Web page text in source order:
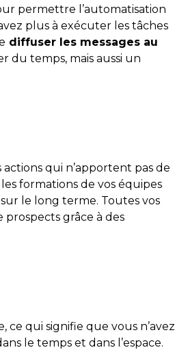
permettre l’automatisation
plus à exécuter les tâches
diffuser les messages au
du temps, mais aussi un
qui n’apportent pas de
formations de vos équipes
le long terme. Toutes vos
grâce à des
qui signifie que vous n’avez
le temps et dans l’espace.